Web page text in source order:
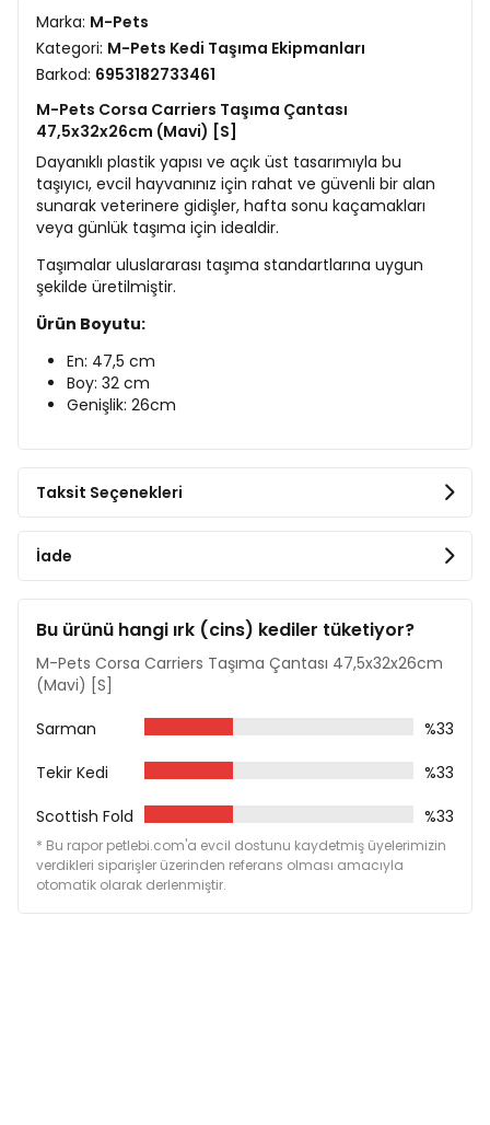
Marka: M-Pets
Kategori: M-Pets Kedi Taşıma Ekipmanları
Barkod: 6953182733461
M-Pets Corsa Carriers Taşıma Çantası
47,5x32x26cm (Mavi) [S]
Dayanıklı plastik yapısı ve açık üst tasarımıyla bu
taşıyıcı, evcil hayvanınız için rahat ve güvenli bir alan
sunarak veterinere gidişler, hafta sonu kaçamakları
veya günlük taşıma için idealdir.
Taşımalar uluslararası taşıma standartlarına uygun
şekilde üretilmiştir.
Ürün Boyutu:
En: 47,5 cm
Boy: 32 cm
Genişlik: 26cm
Taksit Seçenekleri
İade
Bu ürünü hangi ırk (cins) kediler tüketiyor?
M-Pets Corsa Carriers Taşıma Çantası 47,5x32x26cm
(Mavi) [S]
Sarman
%33
Tekir Kedi
%33
Scottish Fold
%33
* Bu rapor petlebi.com'a evcil dostunu kaydetmiş üyelerimizin
verdikleri siparişler üzerinden referans olması amacıyla
otomatik olarak derlenmiştir.